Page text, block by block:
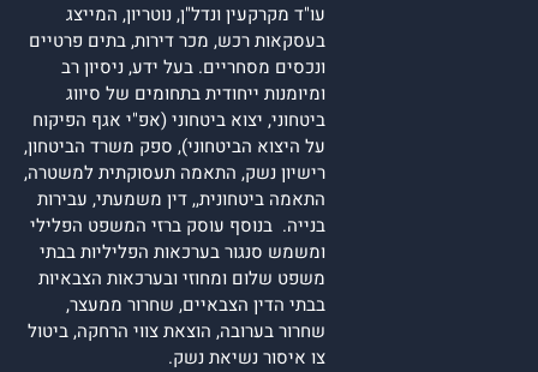
עו"ד מקרקעין ונדל"ן, נוטריון, המייצג
בעסקאות רכש, מכר דירות, בתים פרטיים
ונכסים מסחריים. בעל ידע, ניסיון רב
ומיומנות ייחודית בתחומים של סיווג
ביטחוני, יצוא ביטחוני (אפ"י אגף הפיקוח
על היצוא הביטחוני), ספק משרד הביטחון,
רישיון נשק, התאמה תעסוקתית למשטרה,
התאמה ביטחונית,, דין משמעתי, עבירות
בנייה. בנוסף עוסק ברזי המשפט הפלילי
ומשמש סנגור בערכאות הפליליות בבתי
משפט שלום ומחוזי ובערכאות הצבאיות
בבתי הדין הצבאיים, שחרור ממעצר,
שחרור בערובה, הוצאת צווי הרחקה, ביטול
צו איסור נשיאת נשק.